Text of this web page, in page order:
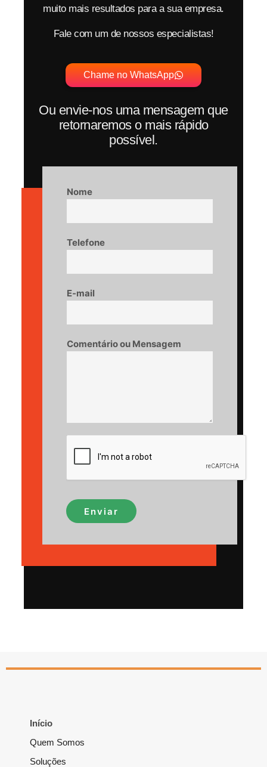
muito mais resultados para a sua empresa.
Fale com um de nossos especialistas!
Chame no WhatsApp
Ou envie-nos uma mensagem que
retornaremos o mais rápido
possível.
Nome
Telefone
E-mail
Comentário ou Mensagem
Enviar
Início
Quem Somos
Soluções